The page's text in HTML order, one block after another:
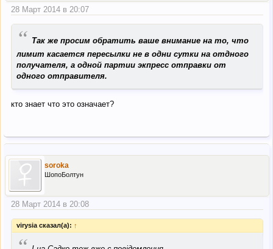
28 Март 2014 в 20:07
“ Так же просим обратить ваше внимание на то, что
лимит касается пересылки не в одни сутки на отдного
получателя, а одной партии экпресс отправки от
одного отправителя.
кто знает что это означает?
soroka
ШопоБолтун
28 Март 2014 в 20:08
virysia сказал(а): ↑